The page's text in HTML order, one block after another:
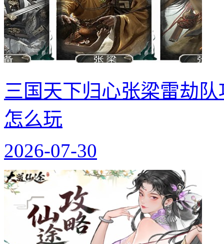
三国天下归心张梁雷劫
怎么玩
2026-07-30